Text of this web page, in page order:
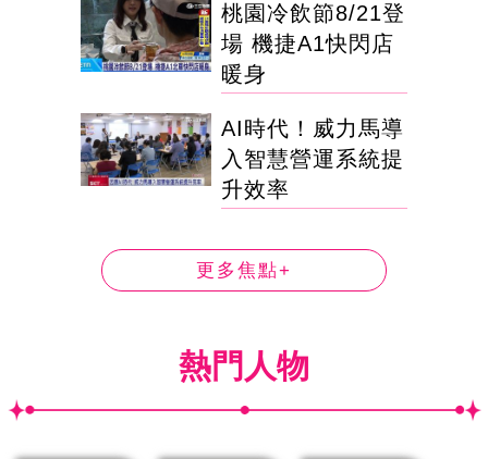
桃園冷飲節8/21登
場 機捷A1快閃店
暖身
AI時代！威力馬導
入智慧營運系統提
升效率
更多焦點+
熱門人物